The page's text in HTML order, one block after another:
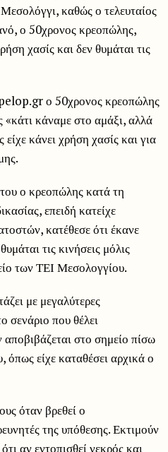
καθώς ο τελευταίος
ο 50χρονος κρεοπώλης,
χασίς και δεν θυμάται τις
ο 50χρονος κρεοπώλης
«κάτι κάναμε στο αμάξι, αλλά
κάνει χρήση χασίς και για
ο κρεοπώλης κατά τη
επειδή κατείχε
κατέθεσε ότι έκανε
τις κινήσεις μόλις
των ΤΕΙ Μεσολογγίου.
με μεγαλύτερες
σενάριο που θέλει
στο σημείο πίσω
είχε καταθέσει αρχικά ο
όταν βρεθεί ο
της υπόθεσης. Εκτιμούν
αν εντοπισθεί νεκρός και